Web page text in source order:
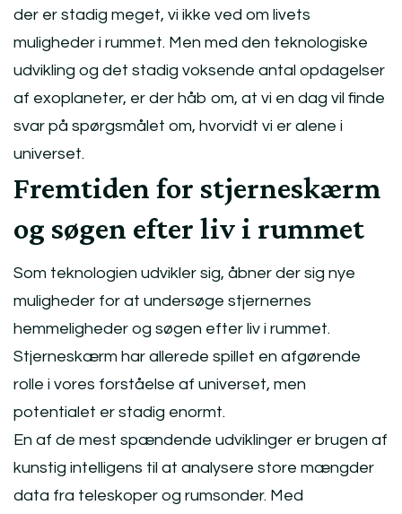
der er stadig meget, vi ikke ved om livets
muligheder i rummet. Men med den teknologiske
udvikling og det stadig voksende antal opdagelser
af exoplaneter, er der håb om, at vi en dag vil finde
svar på spørgsmålet om, hvorvidt vi er alene i
universet.
Fremtiden for stjerneskærm
og søgen efter liv i rummet
Som teknologien udvikler sig, åbner der sig nye
muligheder for at undersøge stjernernes
hemmeligheder og søgen efter liv i rummet.
Stjerneskærm har allerede spillet en afgørende
rolle i vores forståelse af universet, men
potentialet er stadig enormt.
En af de mest spændende udviklinger er brugen af
kunstig intelligens til at analysere store mængder
data fra teleskoper og rumsonder. Med